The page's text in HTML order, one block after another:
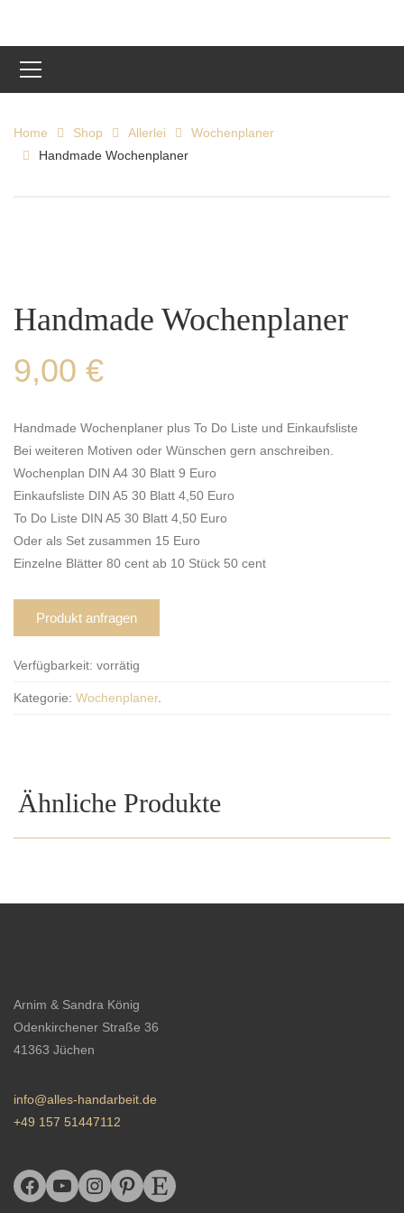
Home Shop Allerlei
Wochenplaner
Handmade Wochenplaner
Handmade Wochenplaner
9,00 €
Handmade Wochenplaner plus To Do Liste und Einkaufsliste
Bei weiteren Motiven oder Wünschen gern anschreiben.
Wochenplan DIN A4 30 Blatt 9 Euro
Einkaufsliste DIN A5 30 Blatt 4,50 Euro
To Do Liste DIN A5 30 Blatt 4,50 Euro
Oder als Set zusammen 15 Euro
Einzelne Blätter 80 cent ab 10 Stück 50 cent
Produkt anfragen
Verfügbarkeit: vorrätig
Kategorie: Wochenplaner.
Ähnliche Produkte
Arnim & Sandra König
Odenkirchener Straße 36
41363 Jüchen
info@alles-handarbeit.de
+49 157 51447112